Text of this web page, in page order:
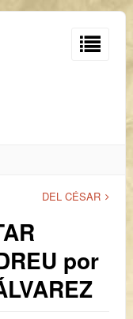
DEL CÉSAR
por